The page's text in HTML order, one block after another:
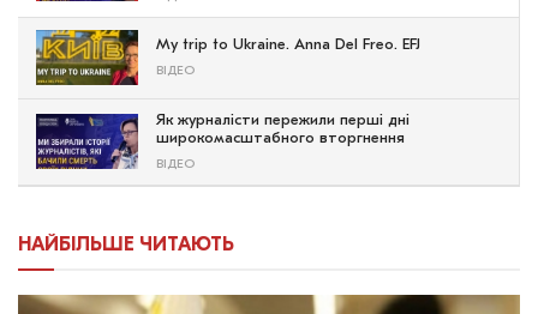
My trip to Ukraine. Anna Del Freo. EFJ
ВІДЕО
Як журналісти пережили перші дні
широкомасштабного вторгнення
ВІДЕО
НАЙБІЛЬШЕ ЧИТАЮТЬ